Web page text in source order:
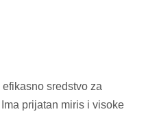
sredstvo za
prijatan miris i visoke